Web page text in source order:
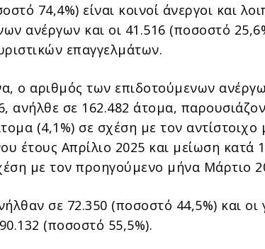
74,4%) είναι κοινοί άνεργοι και
ανέργων και οι 41.516 (ποσοστό
επαγγελμάτων.
ο αριθμός των επιδοτούμενων
ανήλθε σε 162.482 άτομα,
(4,1%) σε σχέση με τον αντίστοιχο
έτους Απρίλιο 2025 και μείωση κατά
με τον προηγούμενο μήνα Μάρτιο
σε 72.350 (ποσοστό 44,5%) και οι
(ποσοστό 55,5%).